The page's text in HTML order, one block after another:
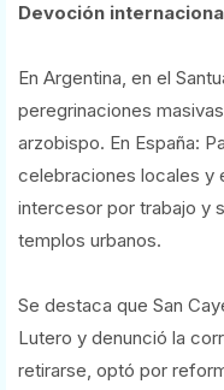
Devoción
En Argentina, en el
peregrinaciones
arzobispo. En España:
celebraciones locales y
intercesor por trabajo y
templos urbanos.
Se destaca que San
Lutero y denunció la
retirarse, optó por